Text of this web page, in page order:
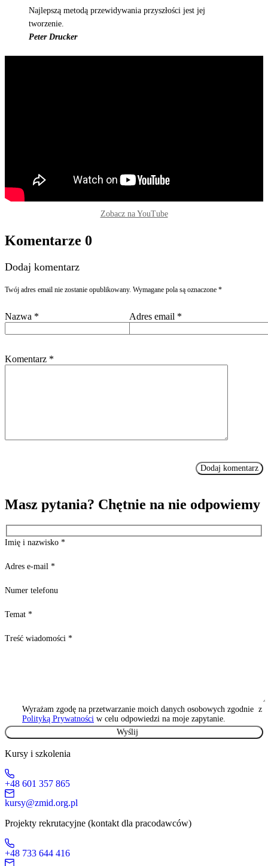
Najlepszą metodą przewidywania przyszłości jest jej
tworzenie.
Peter Drucker
Zobacz na YouTube
Komentarze 0
Dodaj komentarz
Twój adres email nie zostanie opublikowany. Wymagane pola są oznaczone *
Komentarz *
Nazwa * Adres email *
Masz pytania? Chętnie na nie odpowiemy
Imię i nazwisko *
Adres e-mail *
Numer telefonu
Temat *
Treść wiadomości *
Wyrażam zgodę na przetwarzanie moich danych osobowych zgodnie z
Polityką Prywatności w celu odpowiedzi na moje zapytanie.
Kursy i szkolenia
+48 601 357 865
kursy@zmid.org.pl
Projekty rekrutacyjne (kontakt dla pracodawców)
+48 733 644 416